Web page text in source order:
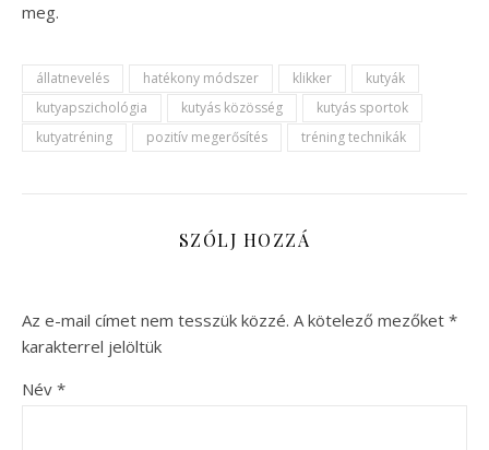
meg.
állatnevelés hatékony módszer klikker
kutyák
kutyapszichológia
kutyás közösség
kutyás sportok
kutyatréning
pozitív megerősítés tréning technikák
SZÓLJ HOZZÁ
Az e-mail címet nem tesszük közzé. A kötelező mezőket *
karakterrel jelöltük
Név *